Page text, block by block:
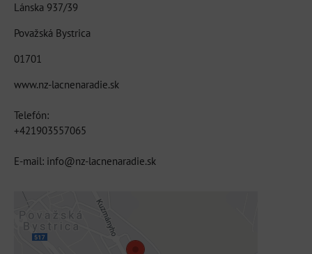
Lánska 937/39
Považská Bystrica
01701
www.nz-lacnenaradie.sk
Telefón:
+421903557065
E-mail: info@nz-lacnenaradie.sk
Externý obsah je blokovaný Voľbami
súkromia